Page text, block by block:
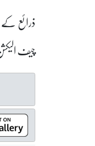
ذرائع
چیف